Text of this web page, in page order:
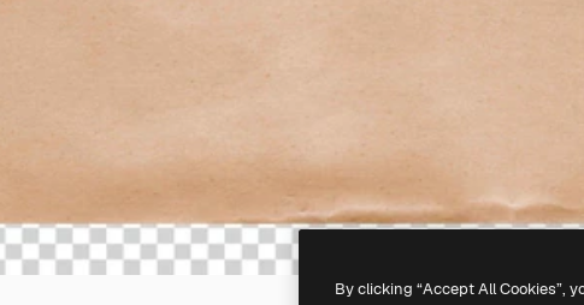
By clicking “Accept All Cookies”,